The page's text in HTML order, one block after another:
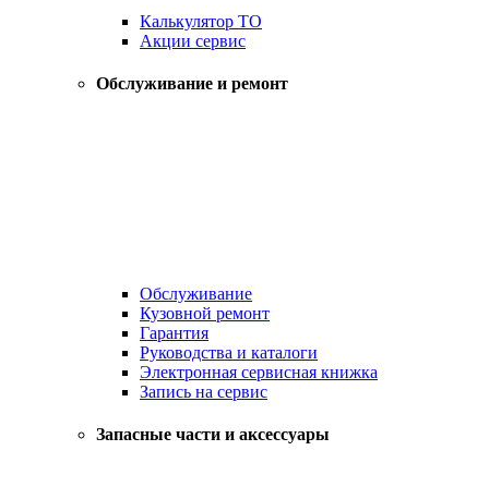
Калькулятор ТО
Акции сервис
Обслуживание и ремонт
Обслуживание
Кузовной ремонт
Гарантия
Руководства и каталоги
Электронная сервисная книжка
Запись на сервис
Запасные части и аксессуары